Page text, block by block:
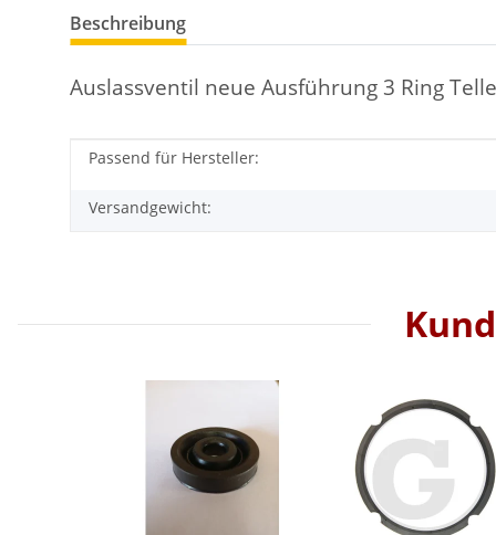
Beschreibung
Auslassventil neue Ausführung 3 Ring
Produkteigenschaft
Wert
Passend für Hersteller:
Versandgewicht: